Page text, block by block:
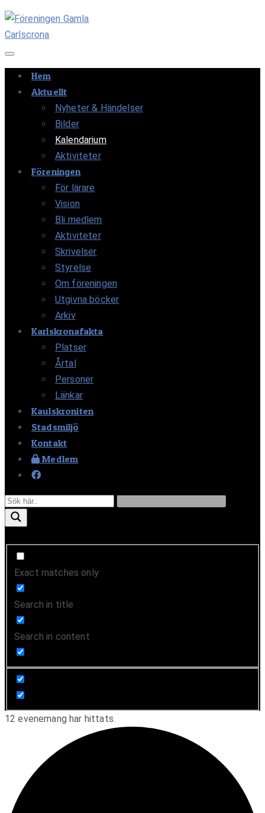
Navigation av/på
Hem
Aktuellt
Nyheter & Händelser
Bilder
Kalendarium
Aktiviteter
Föreningen
För lärare
Vision
Bli medlem
Aktiviteter
Skrivelser
Styrelse
Om föreningen
Utgivna böcker
Arkiv
Karlskronafakta
Platser
Årtal
Personer
Länkar
Kaulskroniten
Stadsmiljö
Kontakt
Medlem
Exact matches only
Search in title
Search in content
12 evenemang har hittats.